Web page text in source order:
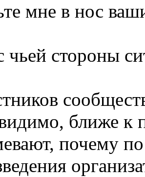
мне в нос
чьей стороны
ближе к
почему